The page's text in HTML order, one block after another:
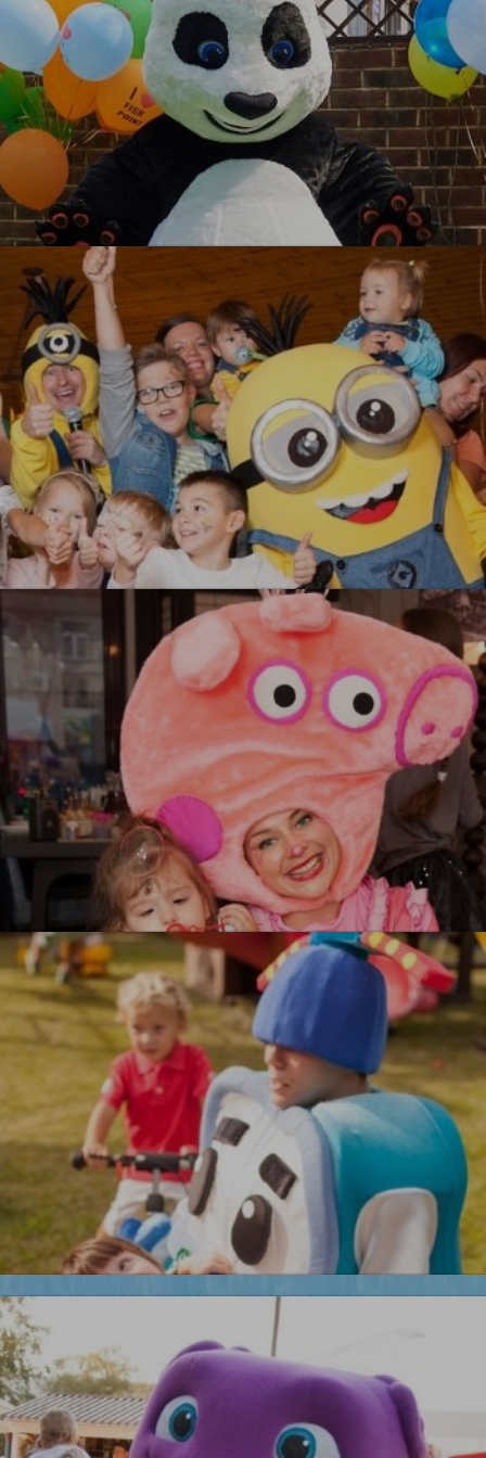
УЗНАТЬ БОЛЬШЕ
Кунг-фу Панда
УЗНАТЬ БОЛЬШЕ
Миньоны
УЗНАТЬ БОЛЬШЕ
Свинка Пеппа
УЗНАТЬ БОЛЬШЕ
Робокары
Новинка!
Бесплатная фотосъемка *
УЗНАТЬ БОЛЬШЕ
Бременские музыканты